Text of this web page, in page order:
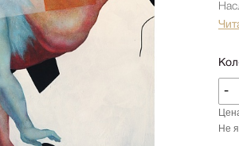
Техника
Животные
-
Не